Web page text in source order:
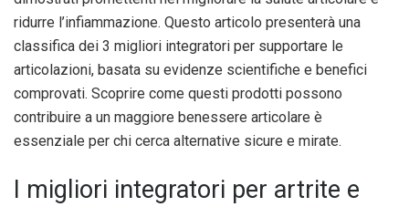
ridurre l’infiammazione. Questo articolo presenterà una
classifica dei 3 migliori integratori per supportare le
articolazioni, basata su evidenze scientifiche e benefici
comprovati. Scoprire come questi prodotti possono
contribuire a un maggiore benessere articolare è
essenziale per chi cerca alternative sicure e mirate.
I migliori integratori per artrite e